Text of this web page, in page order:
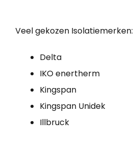
Veel gekozen Isolatiemerken:
Delta
IKO enertherm
Kingspan
Kingspan Unidek
Illbruck